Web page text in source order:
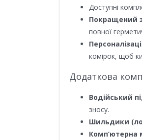
Доступні
Покращений
повної
комірок, щоб
Додаткова
Водійський
зносу.
Шильдики